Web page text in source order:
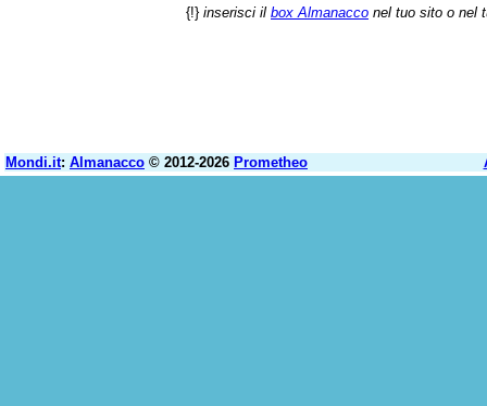
{!} inserisci il box Almanacco nel tuo sito o nel
Mondi.it: Almanacco © 2012-2026 Prometheo